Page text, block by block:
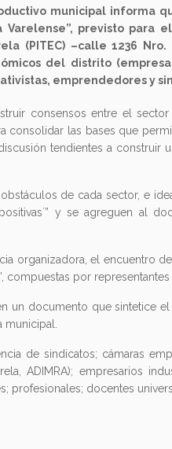
municipal informa
previsto para
(PITEC) –calle 1236
del distrito
emprendedores y
consensos entre el
las bases que
tendientes a construir
de cada sector, e
y se agreguen al
organizadora, el encuentro
compuestas por
un documento que sintetice
de sindicatos; cámaras
ADIMRA); empresarios
profesionales; docentes